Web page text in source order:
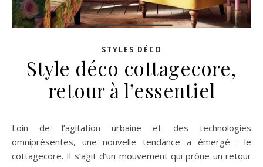
STYLES DÉCO
Style déco cottagecore,
retour à l’essentiel
Loin de l’agitation urbaine et des technologies
omniprésentes, une nouvelle tendance a émergé : le
cottagecore. Il s’agit d’un mouvement qui prône un retour